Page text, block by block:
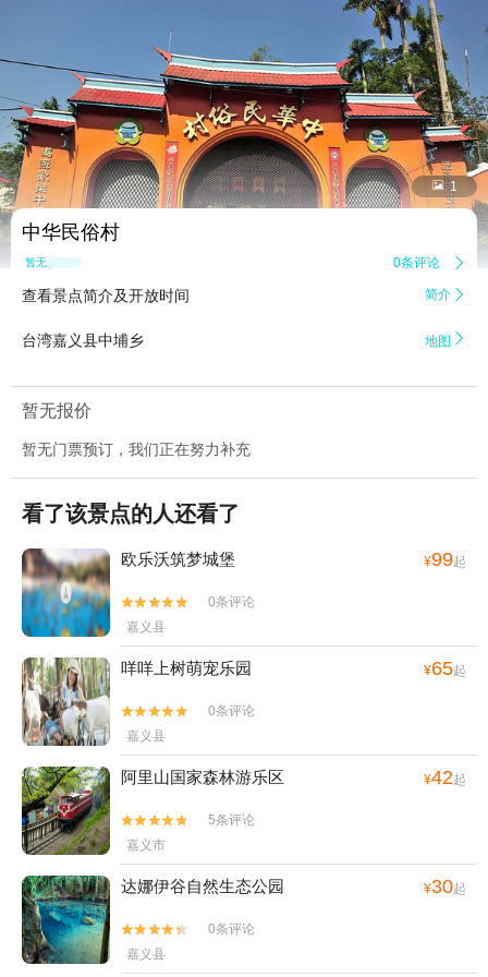
 1
中华民俗村
暂无点评 0条评论 
查看景点简介及开放时间 简介 
台湾嘉义县中埔乡 地图 
暂无报价
暂无门票预订，我们正在努力补充
看了该景点的人还看了
欧乐沃筑梦城堡 ¥99起


0条评论
嘉义县
咩咩上树萌宠乐园 ¥65起


0条评论
嘉义县
阿里山国家森林游乐区 ¥42起


5条评论
嘉义市
达娜伊谷自然生态公园 ¥30起


0条评论
嘉义县